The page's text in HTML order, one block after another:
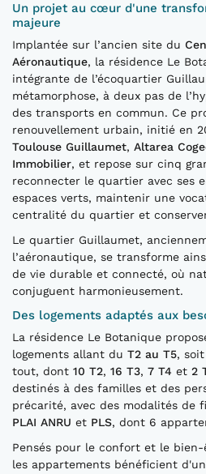
Un projet au cœur d'une
majeure
Implantée sur l’ancien site du
Aéronautique, la résidence Le
intégrante de l’écoquartier
métamorphose, à deux pas de
des transports en commun. Ce
renouvellement urbain, initié en
Toulouse Guillaumet, Altarea
Immobilier, et repose sur cinq
reconnecter le quartier avec ses
espaces verts, maintenir une
centralité du quartier et
Le quartier Guillaumet,
l’aéronautique, se transforme
de vie durable et connecté, où
conjuguent harmonieusement.
Des logements adaptés aux
La résidence Le Botanique
logements allant du T2 au T5,
tout, dont 10 T2, 16 T3, 7 T4 et 2
destinés à des familles et des
précarité, avec des modalités de
PLAI ANRU et PLS, dont 6
Pensés pour le confort et le
les appartements bénéficient